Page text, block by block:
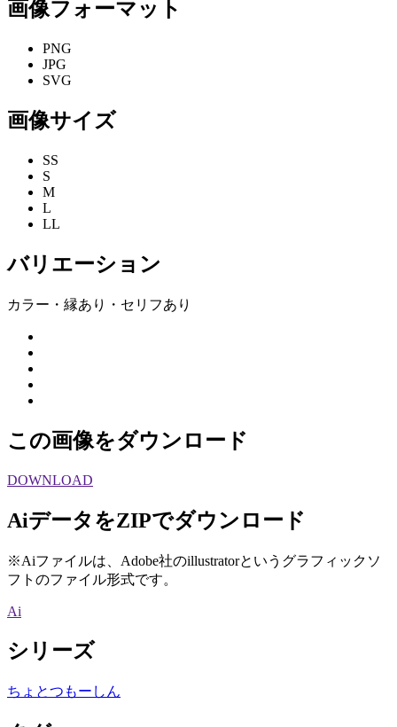
画像フォーマット
PNG
JPG
SVG
画像サイズ
SS
S
M
L
LL
バリエーション
カラー・縁あり・セリフあり
この画像をダウンロード
DOWNLOAD
AiデータをZIPでダウンロード
※Aiファイルは、Adobe社のillustratorというグラフィックソ
フトのファイル形式です。
Ai
シリーズ
ちょとつもーしん